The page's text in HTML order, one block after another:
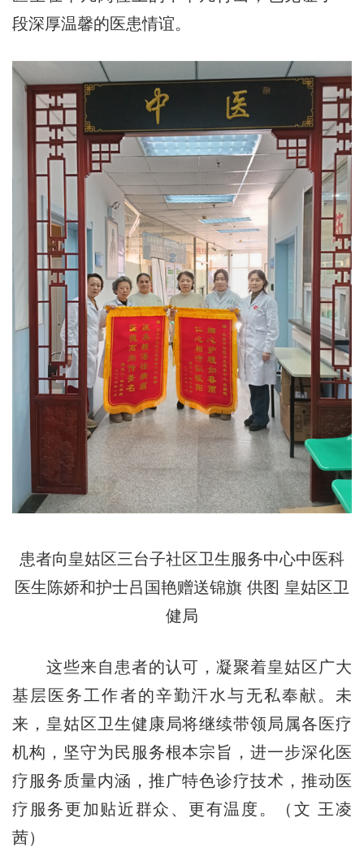
段深厚温馨的医患情谊。
患者向皇姑区三台子社区卫生服务中心中医科
医生陈娇和护士吕国艳赠送锦旗 供图 皇姑区卫
健局
这些来自患者的认可，凝聚着皇姑区广大
基层医务工作者的辛勤汗水与无私奉献。未
来，皇姑区卫生健康局将继续带领局属各医疗
机构，坚守为民服务根本宗旨，进一步深化医
疗服务质量内涵，推广特色诊疗技术，推动医
疗服务更加贴近群众、更有温度。（文 王凌
茜）